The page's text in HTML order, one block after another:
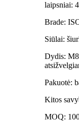
laipsniai:
Brade:
Siūlai:
Dydis:
Pakuotė:
Kitos
MOQ: